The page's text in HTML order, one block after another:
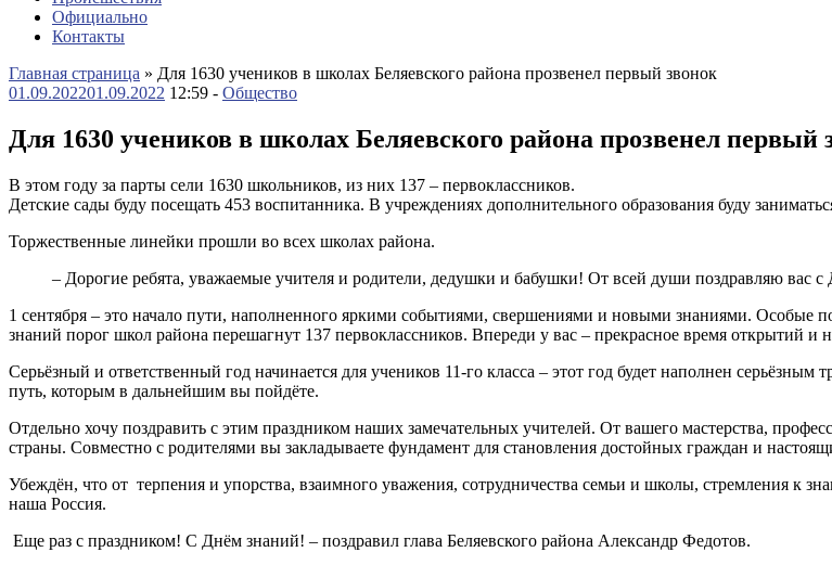
Официально
Контакты
Главная страница » Для 1630 учеников в школах Беляевского района прозвенел первый звонок
01.09.202201.09.2022 12:59 - Общество
Для 1630 учеников в школах Беляевского района прозвенел первый
В этом году за парты сели 1630 школьников, из них 137 – первоклассников.
Детские сады буду посещать 453 воспитанника. В учреждениях дополнительного образования буду
Торжественные линейки прошли во всех школах района.
– Дорогие ребята, уважаемые учителя и родители, дедушки и бабушки! От всей души поздравляю вас
1 сентября – это начало пути, наполненного яркими событиями, свершениями и новыми знаниями. Особые
знаний порог школ района перешагнут 137 первоклассников. Впереди у вас – прекрасное время открытий
Серьёзный и ответственный год начинается для учеников 11-го класса – этот год будет наполнен
путь, которым в дальнейшим вы пойдёте.
Отдельно хочу поздравить с этим праздником наших замечательных учителей. От вашего мастерства,
страны. Совместно с родителями вы закладываете фундамент для становления достойных граждан и
Убеждён, что от терпения и упорства, взаимного уважения, сотрудничества семьи и школы, стремления к
наша Россия.
Еще раз с праздником! С Днём знаний! – поздравил глава Беляевского района Александр Федотов.